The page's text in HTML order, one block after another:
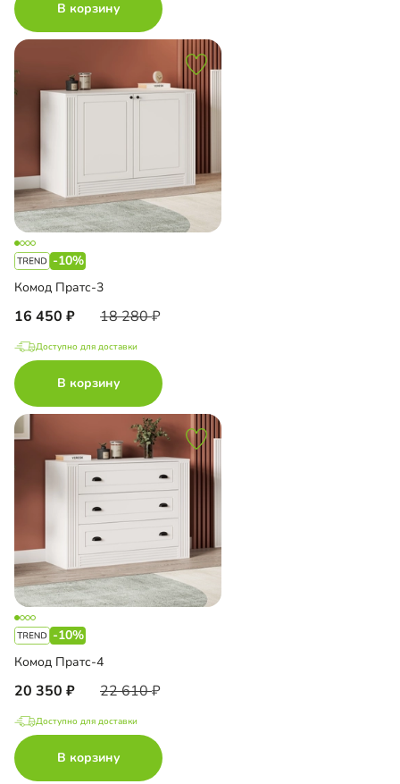
В корзину
-10%
Комод Пратс-3
16 450 18 280
Доступно для доставки
В корзину
-10%
Комод Пратс-4
20 350 22 610
Доступно для доставки
В корзину